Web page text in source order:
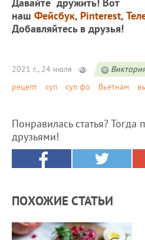
наш Фейсбук, Pinterest,
Добавляйтесь в друзья!
2021 г., 24 июля
рецепт
суп суп фо Вьетнам
Понравилась статья? Тогда
друзьями!
ПОХОЖИЕ СТАТЬИ